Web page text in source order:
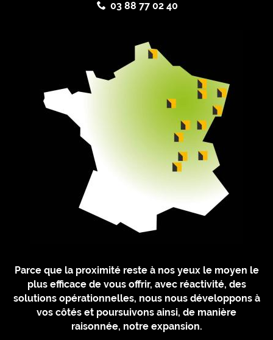
03 88 77 02 40
Parce que la proximité reste à nos yeux le moyen le
plus efficace de vous offrir, avec réactivité, des
solutions opérationnelles, nous nous développons à
vos côtés et poursuivons ainsi, de manière
raisonnée, notre expansion.